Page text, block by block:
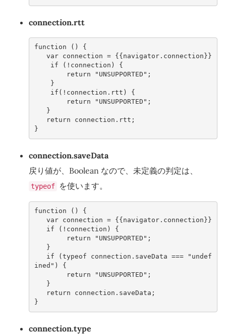
connection.rtt
function () {
connection.saveData
戻り値が、Boolean なので、未定義の判定は、
typeof を使います。
function ()
{
var
connection = {{ navigator. connection }}
if
( ! connection )
{
return
"UNSUPPORTED" ;
}
if
( typeof connection . saveData ===
"undef
ined" )
{
return
"UNSUPPORTED" ;
}
return
connection . saveData ;
}
connection.type